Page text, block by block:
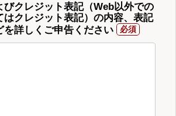
びクレジット表記（Web以外での
はクレジット表記）の内容、表記
を詳しくご申告ください